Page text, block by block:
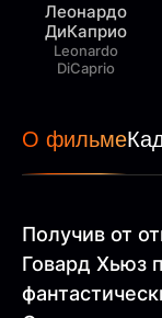
Леонардо
ДиКаприо
Leonardo
DiCaprio
О фильме
Получив от
Говард Хьюз